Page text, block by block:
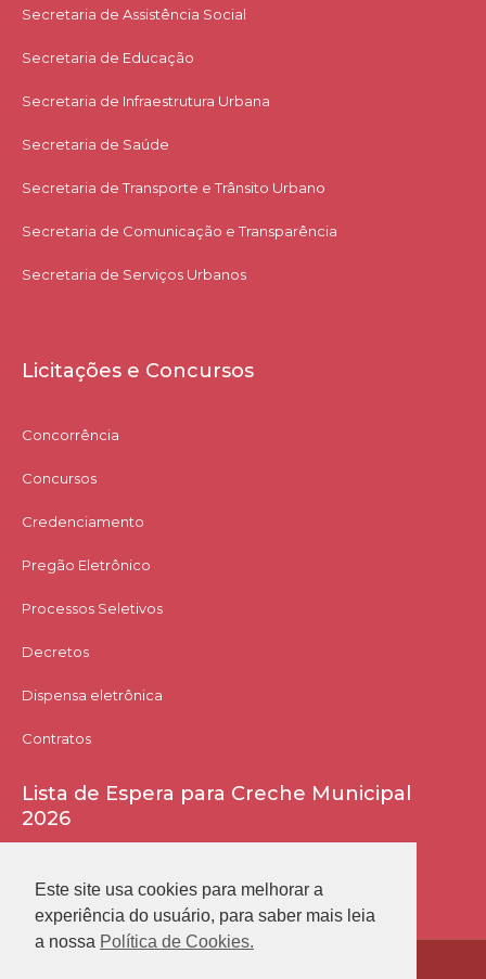
Secretaria de Assistência Social
Secretaria de Educação
Secretaria de Infraestrutura Urbana
Secretaria de Saúde
Secretaria de Transporte e Trânsito Urbano
Secretaria de Comunicação e Transparência
Secretaria de Serviços Urbanos
Licitações e Concursos
Concorrência
Concursos
Credenciamento
Pregão Eletrônico
Processos Seletivos
Decretos
Dispensa eletrônica
Contratos
Lista de Espera para Creche Municipal
2026
Este site usa cookies para melhorar a
experiência do usuário, para saber mais leia
a nossa Política de Cookies.